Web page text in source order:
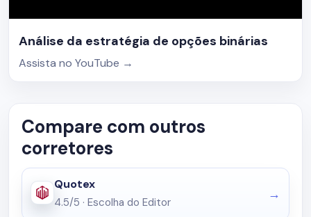
Análise da estratégia de opções binárias
Assista no YouTube →
Compare com outros
corretores
Quotex
4.5/5 · Escolha do Editor